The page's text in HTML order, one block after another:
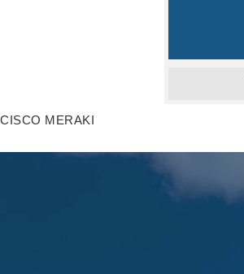
CISCO MERAKI